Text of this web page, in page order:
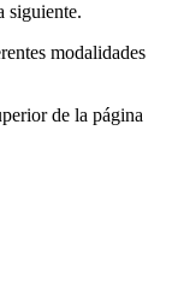
siguiente.
modalidades
de la página